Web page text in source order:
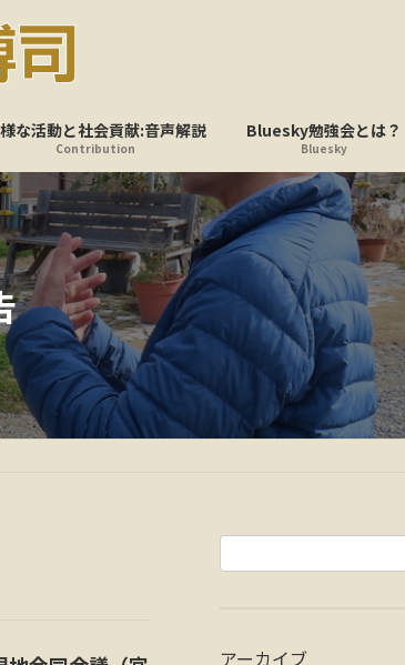
な活動と社会貢献:音声解説
Contribution
Bluesky勉強会とは？
Bluesky
アーカイブ